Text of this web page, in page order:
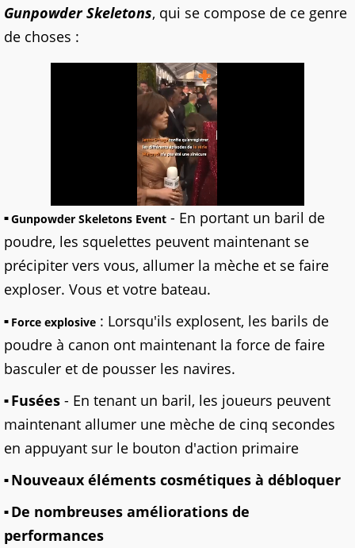
Gunpowder Skeletons, qui se compose de ce genre
de choses :
Gunpowder Skeletons Event - En portant un baril de
poudre, les squelettes peuvent maintenant se
précipiter vers vous, allumer la mèche et se faire
exploser. Vous et votre bateau.
Force explosive : Lorsqu'ils explosent, les barils de
poudre à canon ont maintenant la force de faire
basculer et de pousser les navires.
Fusées - En tenant un baril, les joueurs peuvent
maintenant allumer une mèche de cinq secondes
en appuyant sur le bouton d'action primaire
Nouveaux éléments cosmétiques à débloquer
De nombreuses améliorations de
performances